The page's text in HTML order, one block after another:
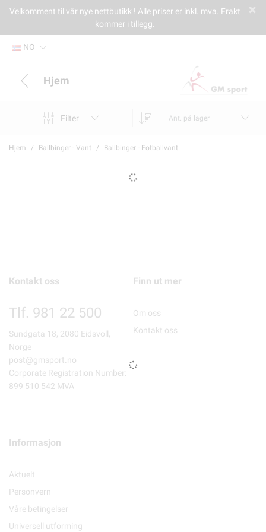
Velkomment til vår nye nettbutikk ! Alle priser er inkl. mva. Frakt
kommer i tillegg.
NO
Hjem
Filter Ant. på lager
Hjem Ballbinger - Vant Ballbinger - Fotballvant
Kontakt oss
Tlf. 981 22 500
Sundgata 18, 2080 Eidsvoll,
Norge
post@gmsport.no
Corporate Registration Number:
899 510 542 MVA
Finn ut mer
Om oss
Kontakt oss
Informasjon
Aktuelt
Personvern
Våre betingelser
Universell utforming